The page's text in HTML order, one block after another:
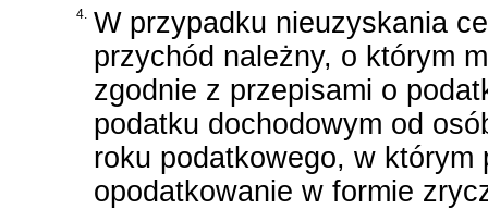
4. W przypadku nieuzyskania
przychód należny, o którym
zgodnie z przepisami o
podatku dochodowym od
roku podatkowego, w którym
opodatkowanie w formie